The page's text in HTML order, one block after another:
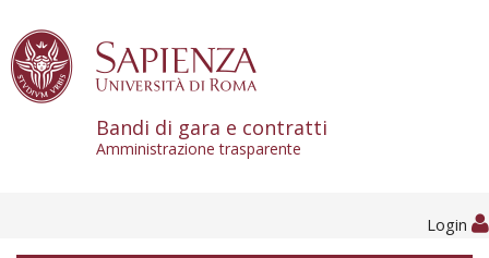
Bandi di gara e contratti
Amministrazione trasparente
Login